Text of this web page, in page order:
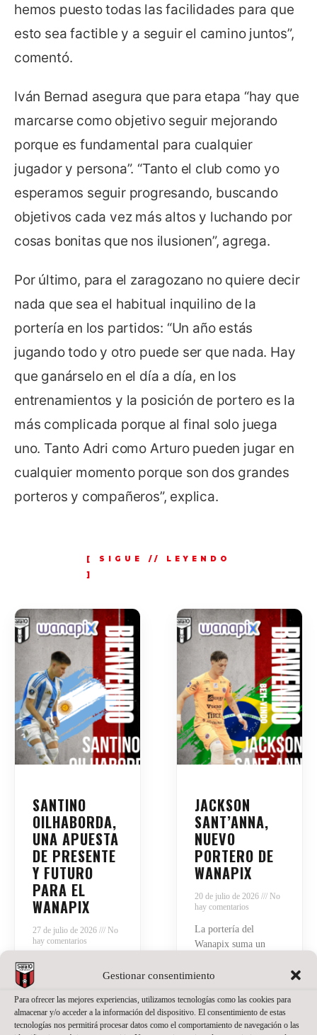
Gestionar consentimiento
Para ofrecer las mejores experiencias, utilizamos tecnologías como las cookies para
almacenar y/o acceder a la información del dispositivo. El consentimiento de estas
tecnologías nos permitirá procesar datos como el comportamiento de navegación o las
hemos puesto todas las facilidades para que
esto sea factible y a seguir el camino juntos”,
comentó.
Iván Bernad asegura que para etapa “hay que
marcarse como objetivo seguir mejorando
porque es fundamental para cualquier
jugador y persona”. “Tanto el club como yo
esperamos seguir progresando, buscando
objetivos cada vez más altos y luchando por
cosas bonitas que nos ilusionen”, agrega.
Por último, para el zaragozano no quiere decir
nada que sea el habitual inquilino de la
portería en los partidos: “Un año estás
jugando todo y otro puede ser que nada. Hay
que ganárselo en el día a día, en los
entrenamientos y la posición de portero es la
más complicada porque al final solo juega
uno. Tanto Adri como Arturo pueden jugar en
cualquier momento porque son dos grandes
porteros y compañeros”, explica.
SANTINO
OILHABORDA,
UNA APUESTA
DE PRESENTE
Y FUTURO
PARA EL
WANAPIX
27 de julio de 2026
No
hay comentarios
El Wanapix incorpora
a Santino Oilhaborda
2026/27. El ala
diestro argentino llega
JACKSON
SANT’ANNA,
NUEVO
PORTERO DE
WANAPIX
20 de julio de 2026
No
hay comentarios
La portería del
Wanapix suma un
Jackson Sant’Anna
camiseta en la
temporada del regreso